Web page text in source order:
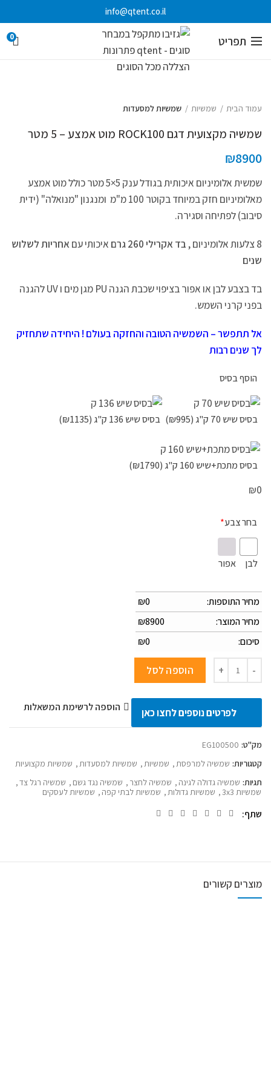
info@qtent.co.il
תפריט 0
עמוד הבית שמשיות שמשיות למסעדות
שמשיה מקצועית דגם ROCK100 מוט אמצע – 5 מטר
₪8900
שמשית אלומיניום איכותית בגודל ענק 5×5 מטר כולל מוט אמצע
מאלומיניום חזק במיוחד בקוטר 100 מ"מ ומנגנון "מנואלה" (ידית
סיבוב) לפתיחה וסגירה.
8 צלעות אלומיניום , בד אקרילי 260 גרם איכותי עם אחריות לשלוש
שנים
בד בצבע לבן או אפור בציפוי שכבת הגנה PU מגן מים ו UV להגנה
בפני קרני השמש.
אל תתפשר – השמשיה הטובה והחזקה בעולם ! היחידה שתחזיק
לך שנים רבות
הוסף בסיס
בסיס שיש 70 ק"ג (₪995) בסיס שיש 136 ק"ג (₪1135)
בסיס מתכת+שיש 160 ק"ג (₪1790)
₪0
בחר צבע*
לבן אפור
מחיר התוספות: ₪0
מחיר המוצר:
₪8900
סיכום:
₪0
כמות של שמשיה מקצועית דגם ROCK100 מוט אמצע - 5 מטר
הוספה לסל
לפרטים נוספים לחצו כאן הוספה לרשימת המשאלות
מק"ט: EG100500
קטגוריות: שמשיה למרפסת, שמשיות, שמשיות למסעדות, שמשיות מקצועיות
תגיות: שמשיה גדולה לגינה , שמשיה לחצר , שמשיה נגד גשם , שמשיה רגל צד,
שמשיות 3x3
, שמשיות גדולות, שמשיות לבתי קפה , שמשיות לעסקים
שתף
מוצרים קשורים